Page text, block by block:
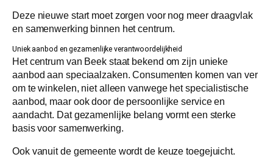
Deze nieuwe start moet zorgen voor nog meer draagvlak
en samenwerking binnen het centrum.
Uniek aanbod en gezamenlijke verantwoordelijkheid
Het centrum van Beek staat bekend om zijn unieke
aanbod aan speciaalzaken. Consumenten komen van ver
om te winkelen, niet alleen vanwege het specialistische
aanbod, maar ook door de persoonlijke service en
aandacht. Dat gezamenlijke belang vormt een sterke
basis voor samenwerking.
Ook vanuit de gemeente wordt de keuze toegejuicht.